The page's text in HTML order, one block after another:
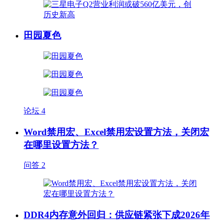
田园夏色
论坛 4
Word禁用宏、Excel禁用宏设置方法，关闭宏
在哪里设置方法？
问答 2
DDR4内存意外回归：供应链紧张下成2026年